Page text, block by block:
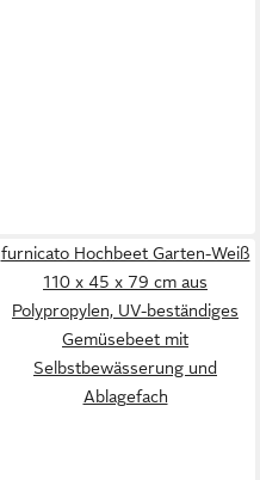
furnicato Hochbeet Garten-Weiß
110 x 45 x 79 cm aus
Polypropylen, UV-beständiges
Gemüsebeet mit
Selbstbewässerung und
Ablagefach